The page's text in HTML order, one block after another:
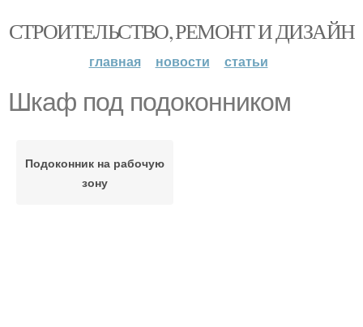
СТРОИТЕЛЬСТВО, РЕМОНТ И ДИЗАЙН
главная новости статьи
Шкаф под подоконником
Подоконник на рабочую
зону